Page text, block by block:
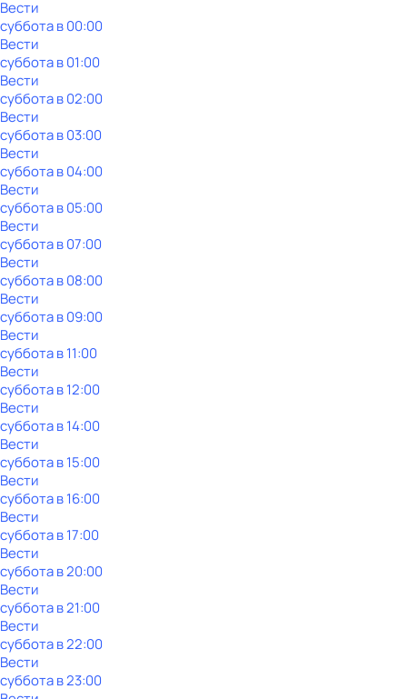
Вести
субботав00:00
Вести
субботав01:00
Вести
субботав02:00
Вести
субботав03:00
Вести
субботав04:00
Вести
субботав05:00
Вести
субботав07:00
Вести
субботав08:00
Вести
субботав09:00
Вести
субботав11:00
Вести
субботав12:00
Вести
субботав14:00
Вести
субботав15:00
Вести
субботав16:00
Вести
субботав17:00
Вести
субботав20:00
Вести
субботав21:00
Вести
субботав22:00
Вести
субботав23:00